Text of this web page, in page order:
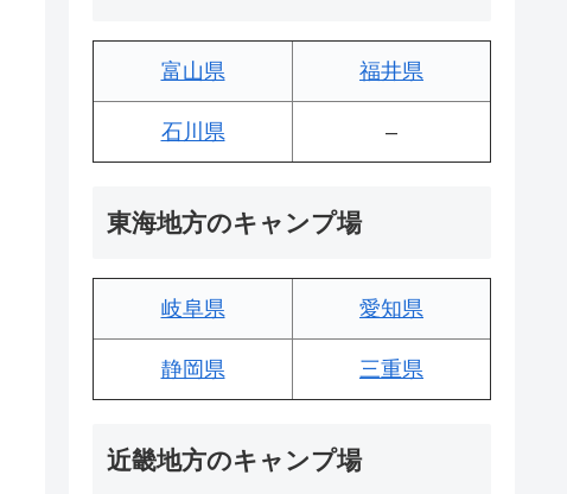
富山県 福井県
石川県 –
東海地方のキャンプ場
岐阜県 愛知県
静岡県 三重県
近畿地方のキャンプ場